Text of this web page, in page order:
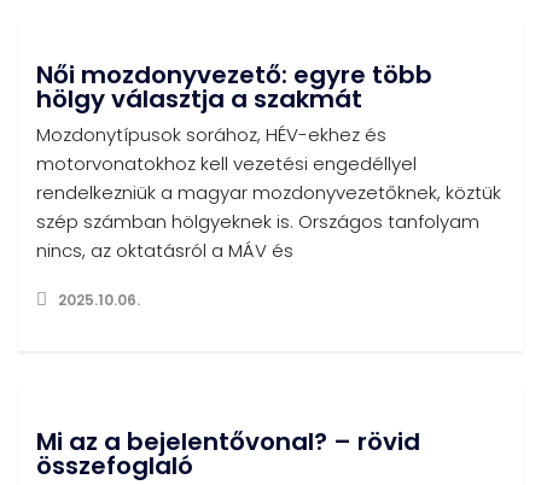
Női mozdonyvezető: egyre több
hölgy választja a szakmát
Mozdonytípusok sorához, HÉV-ekhez és
motorvonatokhoz kell vezetési engedéllyel
rendelkezniük a magyar mozdonyvezetőknek, köztük
szép számban hölgyeknek is. Országos tanfolyam
nincs, az oktatásról a MÁV és
2025.10.06.
Mi az a bejelentővonal? – rövid
összefoglaló